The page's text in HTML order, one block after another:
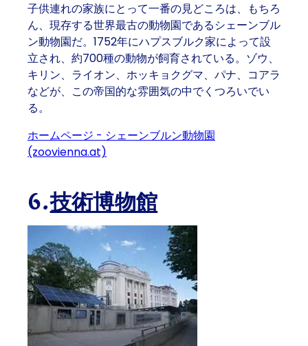
子供連れの家族にとって一番の見どころは、もちろ
ん、現存する世界最古の動物園であるシェーンブル
ン動物園だ。1752年にハプスブルク家によって設
立され、約700種の動物が飼育されている。ゾウ、
キリン、ライオン、ホッキョクグマ、パナ、コアラ
などが、この帝国的な雰囲気の中でくつろいでい
る。
ホームページ - シェーンブルン動物園
(zoovienna.at)
6.技術博物館